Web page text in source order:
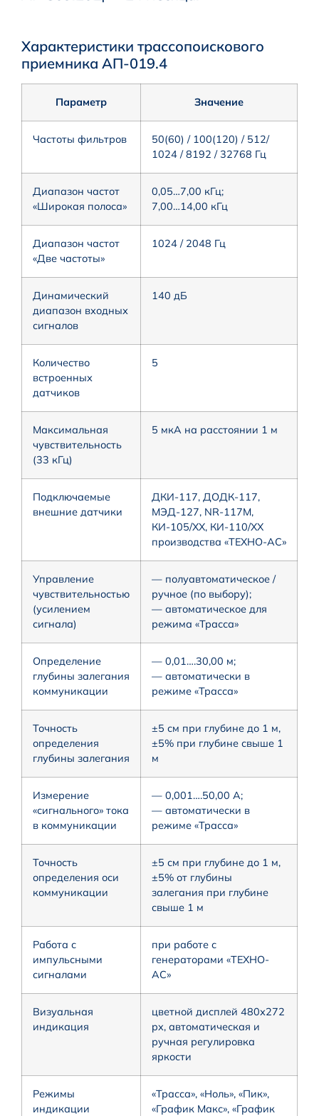
Характеристики трассопоискового
приемника АП-019.4
Параметр Значение
Частоты фильтров
50(60) / 100(120) / 512/
1024 / 8192 / 32768 Гц
Диапазон частот
«Широкая полоса»
0,05…7,00 кГц;
7,00…14,00 кГц
Диапазон частот
«Две частоты»
1024 / 2048 Гц
Динамический
диапазон входных
сигналов
140 дБ
Количество
встроенных
датчиков
5
Максимальная
чувствительность
(33 кГц)
5 мкА на расстоянии 1 м
Подключаемые
внешние датчики
ДКИ-117, ДОДК-117,
МЭД-127, NR-117M,
КИ-105/ХХ, КИ-110/ХХ
производства «ТЕХНО-АС»
Управление
чувствительностью
(усилением
сигнала)
— полуавтоматическое /
ручное (по выбору);
— автоматическое для
режима «Трасса»
Определение
глубины залегания
коммуникации
— 0,01….30,00 м;
— автоматически в
режиме «Трасса»
Точность
определения
глубины залегания
±5 см при глубине до 1 м,
±5% при глубине свыше 1
м
Измерение
«сигнального» тока
в коммуникации
— 0,001….50,00 А;
— автоматически в
режиме «Трасса»
Точность
определения оси
коммуникации
±5 см при глубине до 1 м,
±5% от глубины
залегания при глубине
свыше 1 м
Работа с
импульсными
сигналами
при работе с
генераторами «ТЕХНО-
АС»
Визуальная
индикация
цветной дисплей 480х272
px, автоматическая и
ручная регулировка
яркости
Режимы
индикации
«Трасса», «Ноль», «Пик»,
«График Макс», «График